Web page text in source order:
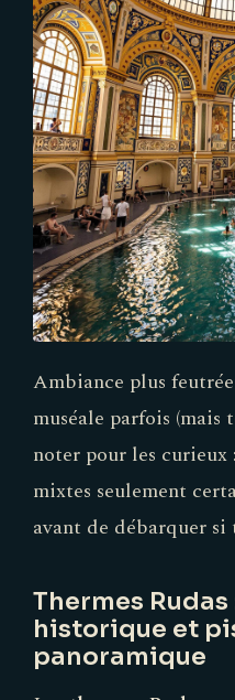
Ambiance plus
muséale parfois (mais
noter pour les curieux
mixtes seulement
avant de débarquer si
Thermes
historique et
panoramique